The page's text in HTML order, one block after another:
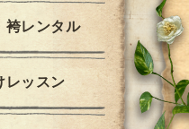
袴レンタル
レッスン